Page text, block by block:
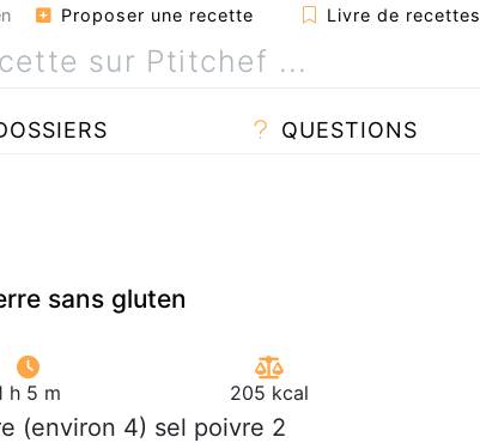
Proposer une recette Livre de recettes
QUESTIONS
sans gluten
h 5 m 205 kcal
(environ 4) sel poivre 2